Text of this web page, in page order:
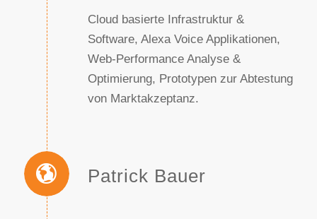
Cloud basierte Infrastruktur &
Software, Alexa Voice Applikationen,
Web-Performance Analyse &
Optimierung, Prototypen zur Abtestung
von Marktakzeptanz.
Patrick Bauer